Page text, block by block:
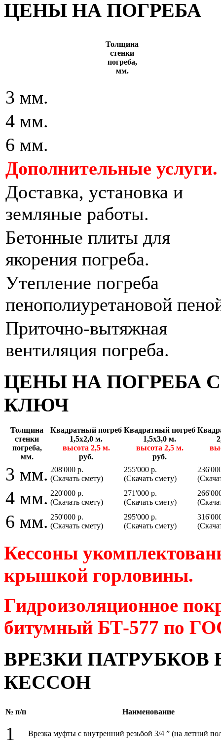
ЦЕНЫ НА ПОГРЕБА
Толщина
стенки
погреба,
мм.
3 мм.
4 мм.
6 мм.
Дополнительные услуги.
Доставка, установка и
земляные работы.
Бетонные плиты для
якорения погреба.
Утепление погреба
пенополиуретановой
Приточно-вытяжная
вентиляция погреба.
ЦЕНЫ НА ПОГРЕБА
КЛЮЧ
Толщина
стенки
погреба,
мм.
Квадратный погреб
1,5х2,0 м.
высота 2,5 м.
руб.
Квадратный погреб
1,5х3,0 м.
высота 2,5 м.
руб.
3 мм. 208'000 р.
(Скачать смету)
255'000 р.
(Скачать смету)
4 мм. 220'000 р.
(Скачать смету)
271'000 р.
(Скачать смету)
6 мм. 250'000 р.
(Скачать смету)
295'000 р.
(Скачать смету)
Кессоны
крышкой горловины.
Гидроизоляционное
битумный БТ-577 по
ВРЕЗКИ
КЕССОН
№ п/п Наименование
1 Врезка муфты с внутренний резьбой 3/4 ” (на летний